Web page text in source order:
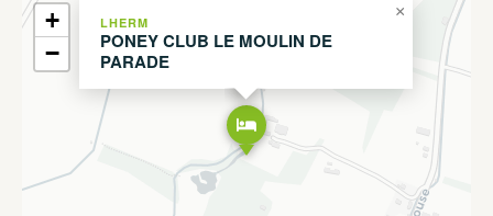
LHERM
PONEY CLUB LE MOULIN DE
PARADE
×
+
−